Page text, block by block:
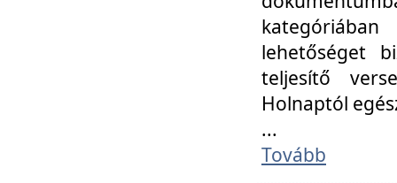
lehetőséget
teljesítő
Holnaptól
...
Tovább